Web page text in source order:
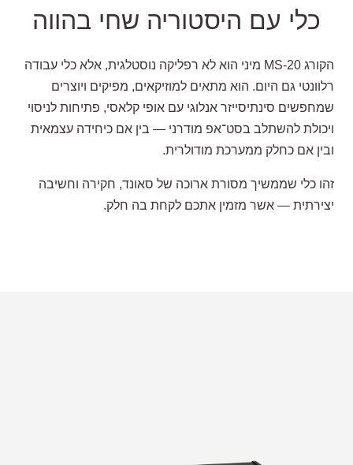
כלי עם היסטוריה שחי בהווה
הקורג
מיני הוא לא רפליקה נוסטלגית, אלא כלי עבודה
רלוונטי גם היום. הוא מתאים למוזיקאים, מפיקים ויוצרים
שמחפשים סינתיסייזר אנלוגי עם אופי קלאסי, פתיחות לניסוי
ויכולת להשתלב בסט־אפ מודרני — בין אם כיחידה עצמאית
ובין אם כחלק ממערכת מודולרית.
זהו כלי שממשיך מסורת ארוכה של סאונד, חקירה וחשיבה
יצירתית — אשר מזמין אתכם לקחת בה חלק.